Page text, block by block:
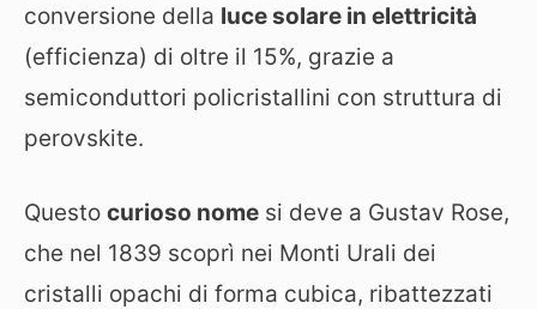
conversione della luce solare in elettricità
(efficienza) di oltre il 15%, grazie a
semiconduttori policristallini con struttura di
perovskite.
Questo curioso nome si deve a Gustav Rose,
che nel 1839 scoprì nei Monti Urali dei
cristalli opachi di forma cubica, ribattezzati